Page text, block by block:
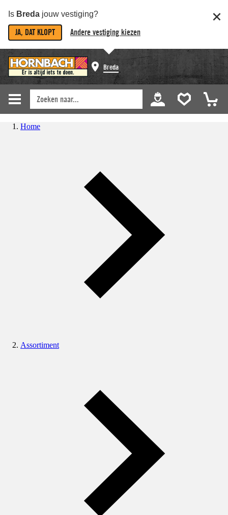
Is Breda jouw vestiging?
JA, DAT KLOPT Andere vestiging kiezen
Breda
Home
Assortiment